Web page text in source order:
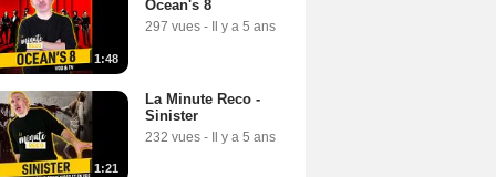
1:48
Ocean's 8
297 vues - Il y a 5 ans
1:21
La Minute Reco -
Sinister
232 vues - Il y a 5 ans